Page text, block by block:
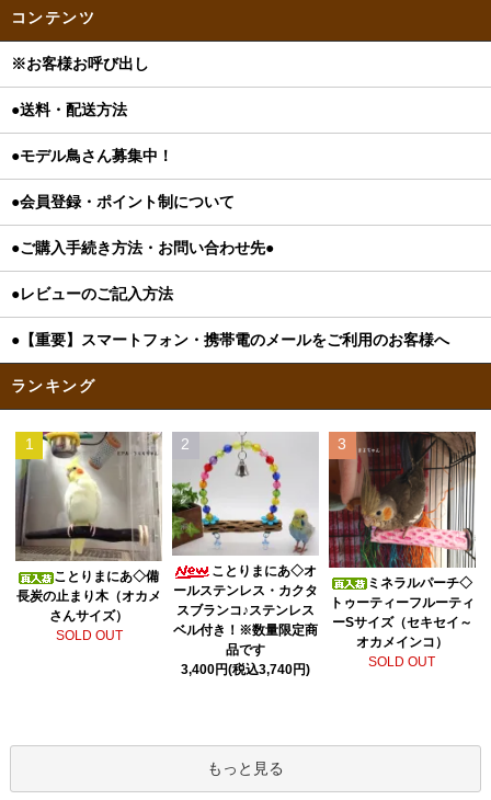
コンテンツ
※お客様お呼び出し
●送料・配送方法
●モデル鳥さん募集中！
●会員登録・ポイント制について
●ご購入手続き方法・お問い合わせ先●
●レビューのご記入方法
●【重要】スマートフォン・携帯電のメールをご利用のお客様へ
ランキング
1
ことりまにあ◇備
長炭の止まり木（オカメ
さんサイズ）
SOLD OUT
2
ことりまにあ◇オ
ールステンレス・カクタ
スブランコ♪ステンレス
ベル付き！※数量限定商
品です
3,400円(税込3,740円)
3
ミネラルパーチ◇
トゥーティーフルーティ
ーSサイズ（セキセイ～
オカメインコ）
SOLD OUT
もっと見る